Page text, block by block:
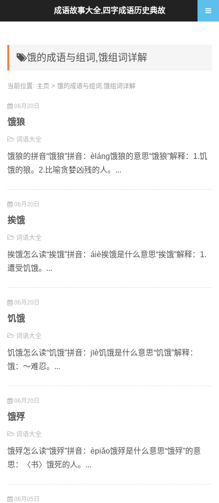
饿的成语与组词,饿组词详解
当前位置: 主页 > 饿的成语与组词,饿组词详解
06月20日
饿狼
词语大全
饿狼的拼音“饿狼”拼音：èláng饿狼的意思“饿狼”解释：1.饥
饿的狼。2.比喻贪婪凶残的人。...
06月20日
挨饿
词语大全
挨饿怎么读“挨饿”拼音：áiè挨饿是什么意思“挨饿”解释：1.
遭受饥饿。...
06月20日
饥饿
词语大全
饥饿怎么读“饥饿”拼音：jīè饥饿是什么意思“饥饿”解释：
饿：～难忍。...
06月20日
饿殍
词语大全
饿殍怎么读“饿殍”拼音：èpiǎo饿殍是什么意思“饿殍”的意
思：〈书〉饿死的人。...
06月05日
成语故事大全,四字成语历史典故